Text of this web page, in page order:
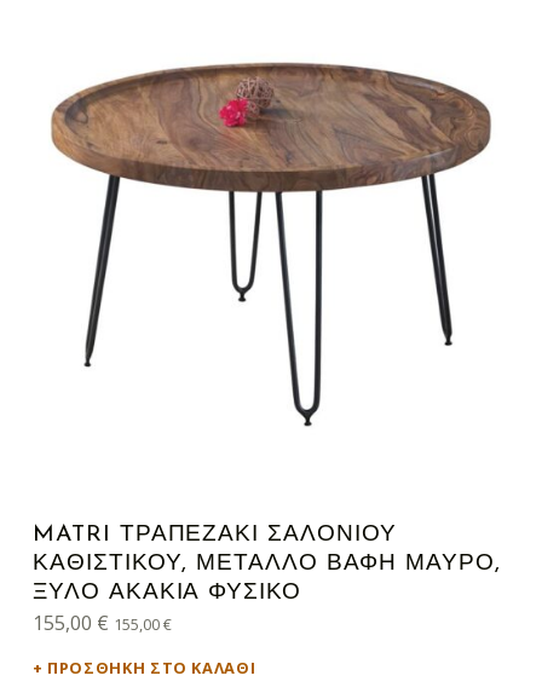
MATRI ΤΡΑΠΕΖΆΚΙ ΣΑΛΟΝΙΟΎ
ΚΑΘΙΣΤΙΚΟΎ, ΜΈΤΑΛΛΟ ΒΑΦΉ ΜΑΎΡΟ,
ΞΎΛΟ ΑΚΑΚΊΑ ΦΥΣΙΚΌ
155,00 € 155,00€
ΠΡΟΣΘΉΚΗ ΣΤΟ ΚΑΛΆΘΙ